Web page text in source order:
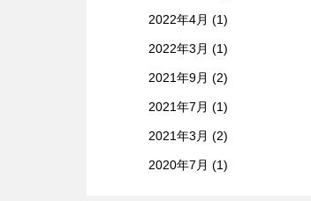
2022年4月 (1)
2022年3月 (1)
2021年9月 (2)
2021年7月 (1)
2021年3月 (2)
2020年7月 (1)